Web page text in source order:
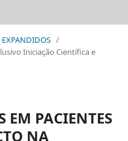
/
Iniciação Científica e
EM PACIENTES
NA